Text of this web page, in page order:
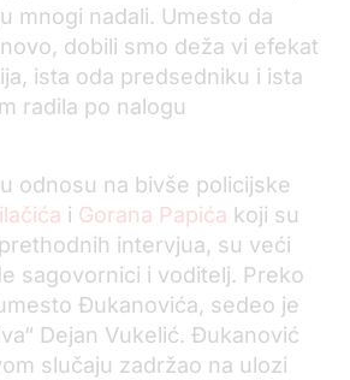
mnogi nadali. Umesto da
dobili smo deža vi efekat
ista oda predsedniku i ista
radila po nalogu
odnosu na bivše policijske
i Gorana Papića koji su
intervjua, su veći
sagovornici i voditelj. Preko
Đukanovića, sedeo je
Dejan Vukelić. Đukanović
slučaju zadržao na ulozi